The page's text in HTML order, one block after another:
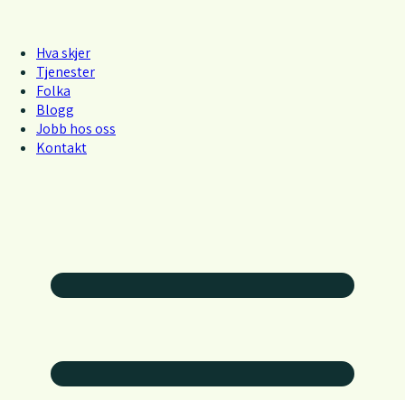
Hva skjer
Tjenester
Folka
Blogg
Jobb hos oss
Kontakt